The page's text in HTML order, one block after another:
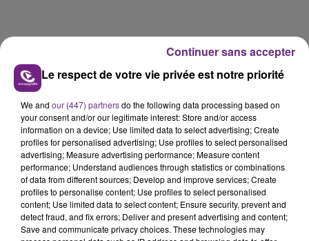
FIL D'ACTU
11h37
LA CENTRALE NUCLÉAIRE DE CHOOZ
TOUJOURS À L'ARRÊT
Le respect de votre vie privée est notre priorité
We and our (447) partnersdo the following data processing based on
your consent and/or our legitimate interest: Store and/or access
information on a device; Use limited data to select advertising; Create
profiles for personalised advertising; Use profiles to select personalised
advertising; Measure advertising performance; Measure content
performance; Understand audiences through statistics or combinations
of data from different sources; Develop and improve services; Create
profiles to personalise content; Use profiles to select personalised
content; Use limited data to select content; Ensure security, prevent and
detect fraud, and fix errors; Deliver and present advertising and content;
Save and communicate privacy choices. These technologies may
Continuer sans accepter